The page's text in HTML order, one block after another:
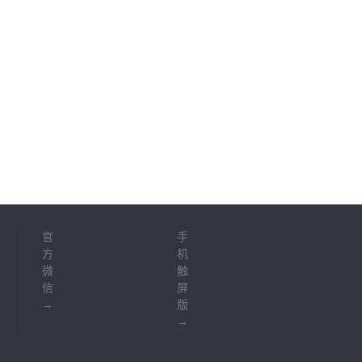
官
方
微
信
→
手
机
触
屏
版
→